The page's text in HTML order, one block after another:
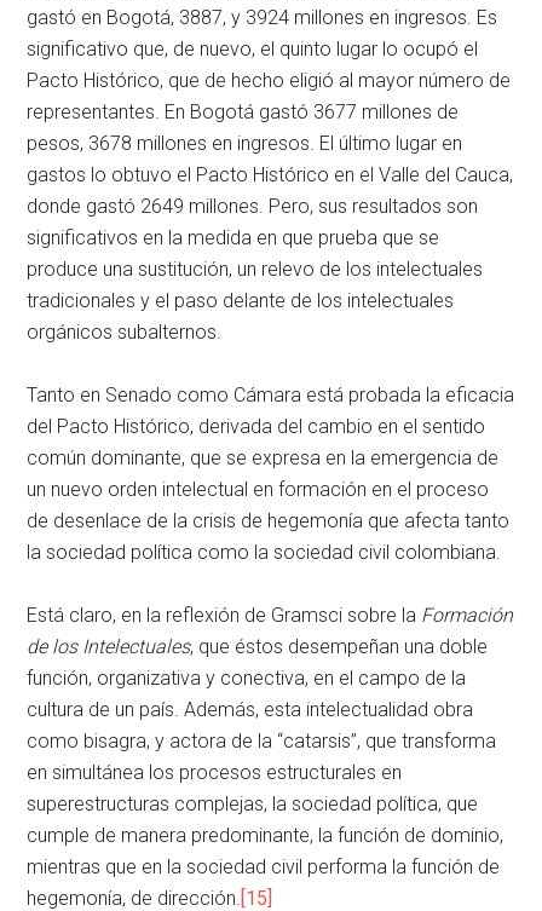
gastó en Bogotá, 3887, y 3924 millones en ingresos. Es
significativo que, de nuevo, el quinto lugar lo ocupó el
Pacto Histórico, que de hecho eligió al mayor número de
representantes. En Bogotá gastó 3677 millones de
pesos, 3678 millones en ingresos. El último lugar en
gastos lo obtuvo el Pacto Histórico en el Valle del Cauca,
donde gastó 2649 millones. Pero, sus resultados son
significativos en la medida en que prueba que se
produce una sustitución, un relevo de los intelectuales
tradicionales y el paso delante de los intelectuales
orgánicos subalternos.
Tanto en Senado como Cámara está probada la eficacia
del Pacto Histórico, derivada del cambio en el sentido
común dominante, que se expresa en la emergencia de
un nuevo orden intelectual en formación en el proceso
de desenlace de la crisis de hegemonía que afecta tanto
la sociedad política como la sociedad civil colombiana.
Está claro, en la reflexión de Gramsci sobre la Formación
de los Intelectuales, que éstos desempeñan una doble
función, organizativa y conectiva, en el campo de la
cultura de un país. Además, esta intelectualidad obra
como bisagra, y actora de la “catarsis”, que transforma
en simultánea los procesos estructurales en
superestructuras complejas, la sociedad política, que
cumple de manera predominante, la función de dominio,
mientras que en la sociedad civil performa la función de
hegemonía, de dirección. [15]